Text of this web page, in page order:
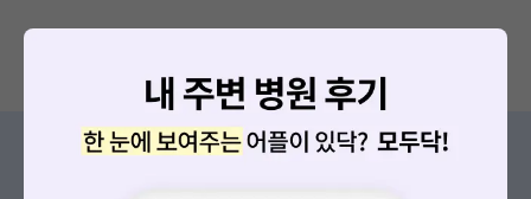
증상/치료, 궁금한 점이 있나요?